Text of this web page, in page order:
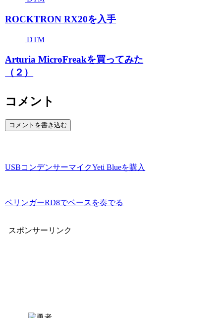
ROCKTRON RX20を入手
DTM
Arturia MicroFreakを買ってみた
（２）
コメント
コメントを書き込む
USBコンデンサーマイクYeti Blueを購入
ベリンガーRD8でベースを奏でる
スポンサーリンク